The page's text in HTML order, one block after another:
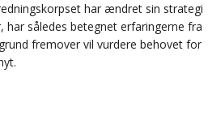
har ændret sin strategi
har således betegnet erfaringerne fra
fremover vil vurdere behovet for